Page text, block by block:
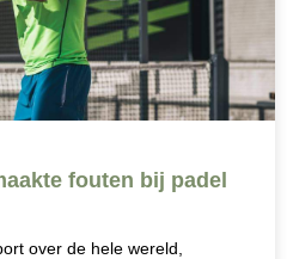
fouten bij padel
over de hele wereld,